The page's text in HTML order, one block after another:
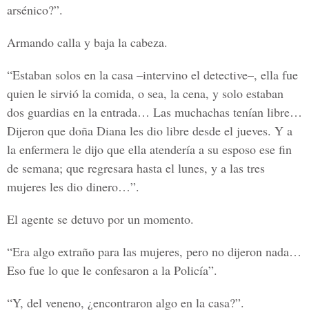
arsénico?”.
Armando calla y baja la cabeza.
“Estaban solos en la casa –intervino el detective–, ella fue
quien le sirvió la comida, o sea, la cena, y solo estaban
dos guardias en la entrada… Las muchachas tenían libre…
Dijeron que doña Diana les dio libre desde el jueves. Y a
la enfermera le dijo que ella atendería a su esposo ese fin
de semana; que regresara hasta el lunes, y a las tres
mujeres les dio dinero…”.
El agente se detuvo por un momento.
“Era algo extraño para las mujeres, pero no dijeron nada…
Eso fue lo que le confesaron a la Policía”.
“Y, del veneno, ¿encontraron algo en la casa?”.